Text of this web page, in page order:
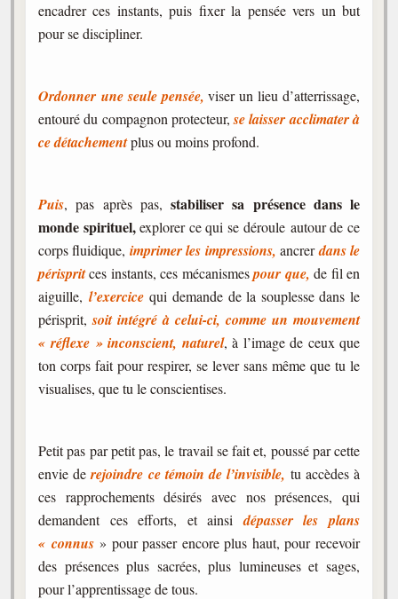
encadrer ces instants, puis fixer la pensée vers un but
pour se discipliner.
Ordonner une seule pensée, viser un lieu d’atterrissage,
entouré du compagnon protecteur,se laisser acclimater à
ce détachementplus ou moins profond.
Puis, pas après pas, stabiliser sa présence dans le
monde spirituel,explorer ce qui se déroule autour de ce
corps fluidique, imprimer les impressions, ancrerdans le
périspritces instants, ces mécanismespour que, de fil en
aiguille, l’exercicequi demande de la souplesse dans le
périsprit,soit intégré à celui-ci, comme un mouvement
« réflexe » inconscient, naturel, à l’image de ceux que
ton corps fait pour respirer, se lever sans même que tu le
visualises, que tu le conscientises.
Petit pas par petit pas, le travail se fait et, poussé par cette
envie derejoindre ce témoin de l’invisible, tu accèdes à
ces rapprochements désirés avec nos présences, qui
demandent ces efforts, et ainsidépasser les plans
« connus» pour passer encore plus haut, pour recevoir
des présences plus sacrées, plus lumineuses et sages,
pour l’apprentissage de tous.